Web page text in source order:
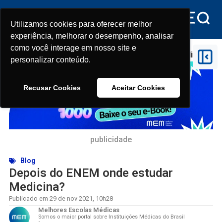
Utilizamos cookies para oferecer melhor
experiência, melhorar o desempenho, analisar
como você interage em nosso site e
personalizar conteúdo.
Recusar Cookies Aceitar Cookies
Utilizamos cookies para oferecer melhor
experiência, melhorar o desempenho, analisar
como você interage em nosso site e
personalizar conteúdo.
Recusar Cookies Aceitar Cookies
Blog Depois do ENEM onde estudar Medicina?
publicidade
Blog
Depois do ENEM onde estudar
Medicina?
Publicado em 29 de nov 2021 , 10h28
Melhores Escolas Médicas
Somos o maior portal sobre Instituições Médicas do Brasil